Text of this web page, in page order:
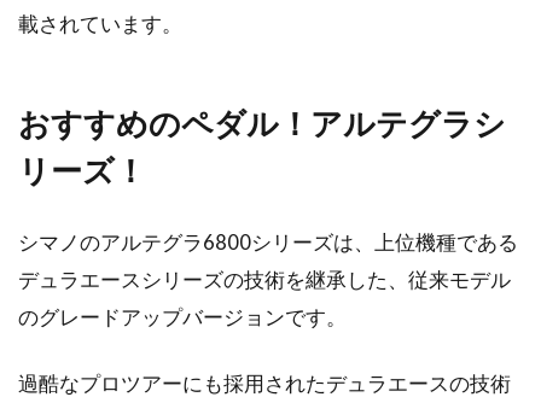
自転車のホイールを取り扱うメーカーは、世界
中に数多く存在します。「レイノルズ」も、ホ
イールメ...
載されています。
おすすめのペダル！アルテグラシ
リーズ！
シマノのアルテグラ6800シリーズは、上位機種である
デュラエースシリーズの技術を継承した、従来モデル
のグレードアップバージョンです。
過酷なプロツアーにも採用されたデュラエースの技術